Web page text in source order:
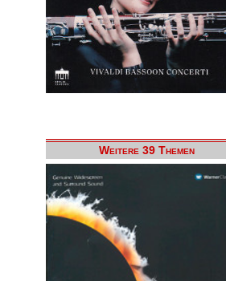
Weitere 39 Themen